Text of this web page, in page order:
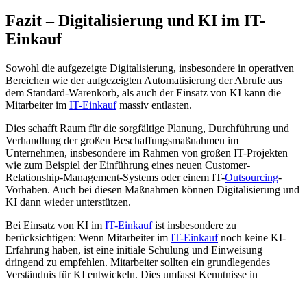
Fazit – Digitalisierung und KI im IT-
Einkauf
Sowohl die aufgezeigte Digitalisierung, insbesondere in operativen
Bereichen wie der aufgezeigten Automatisierung der Abrufe aus
dem Standard-Warenkorb, als auch der Einsatz von KI kann die
Mitarbeiter im IT-Einkaufmassiv entlasten.
Dies schafft Raum für die sorgfältige Planung, Durchführung und
Verhandlung der großen Beschaffungsmaßnahmen im
Unternehmen, insbesondere im Rahmen von großen IT-Projekten
wie zum Beispiel der Einführung eines neuen Customer-
Relationship-Management-Systems oder einem IT-Outsourcing-
Vorhaben. Auch bei diesen Maßnahmen können Digitalisierung und
KI dann wieder unterstützen.
Bei Einsatz von KI im IT-Einkaufist insbesondere zu
berücksichtigen: Wenn Mitarbeiter im IT-Einkaufnoch keine KI-
Erfahrung haben, ist eine initiale Schulung und Einweisung
dringend zu empfehlen. Mitarbeiter sollten ein grundlegendes
Verständnis für KI entwickeln. Dies umfasst Kenntnisse in